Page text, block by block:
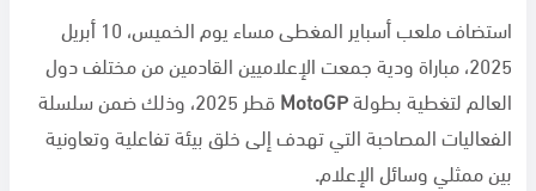
استضاف ملعب أسباير المغطى مساء يوم الخميس، 10 أبريل
2025، مباراة ودية جمعت الإعلاميين القادمين من مختلف دول
العالم لتغطية بطولة
قطر 2025، وذلك ضمن سلسلة
الفعاليات المصاحبة التي تهدف إلى خلق بيئة تفاعلية وتعاونية
بين ممثلي وسائل الإعلام.